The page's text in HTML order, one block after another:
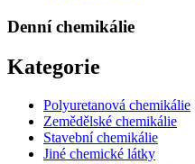
Denní chemikálie
Kategorie
Polyuretanová chemikálie
Zemědělské chemikálie
Stavební chemikálie
Jiné chemické látky